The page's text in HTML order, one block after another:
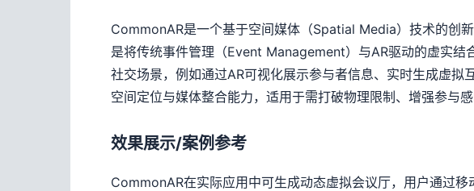
CommonAR是一个基于空间媒体（Spatial Media）技术的创
是将传统事件管理（Event Management）与AR驱动的虚实
社交场景，例如通过AR可视化展示参与者信息、实时生成虚
空间定位与媒体整合能力，适用于需打破物理限制、增强参与感
效果展示/案例参考
CommonAR在实际应用中可生成动态虚拟会议厅，用户通过